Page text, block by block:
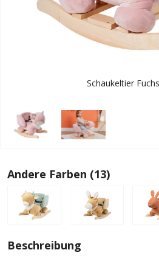
Schaukeltier
Andere Farben (13)
Beschreibung